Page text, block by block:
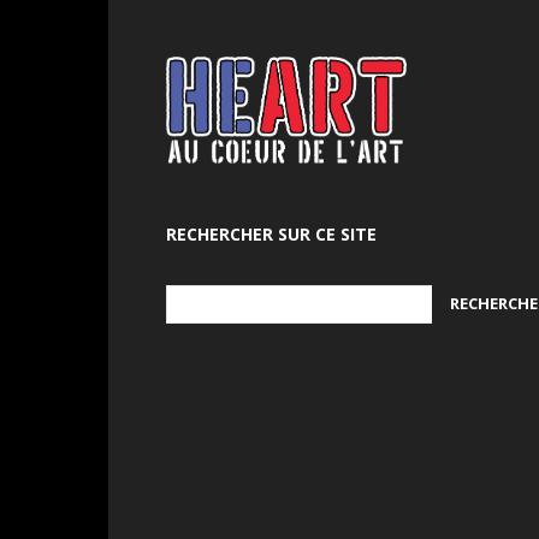
RECHERCHER SUR CE SITE